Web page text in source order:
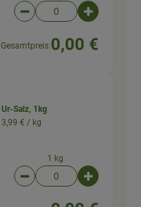
Artikelanzahl
Gesamtpreis:0,00 €
Ur-Salz, 1kg
3,99 € / kg
1 kg
Artikelanzahl